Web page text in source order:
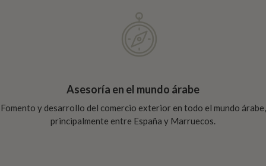
Asesoría en el mundo árabe
Fomento y desarrollo del comercio exterior en todo el mundo árabe,
principalmente entre España y Marruecos.